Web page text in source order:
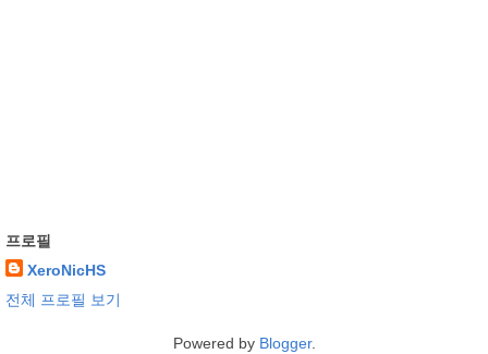
프로필
XeroNicHS
전체 프로필 보기
Powered by Blogger.